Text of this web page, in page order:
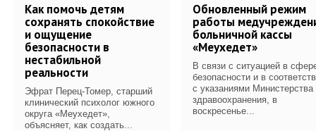
Как помочь детям
сохранять спокойствие
и ощущение
безопасности в
нестабильной
реальности
Эфрат Перец-Томер, старший
клинический психолог южного
округа «Меухедет»,
объясняет, как создать...
Обновленный режим
работы
больничной кассы
«Меухедет»
В связи с ситуацией в
безопасности и в
с указаниями Министерства
здравоохранения, в
воскресенье...